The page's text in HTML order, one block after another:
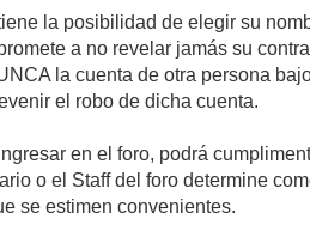
la posibilidad de elegir su
a no revelar jamás su
la cuenta de otra persona
el robo de dicha cuenta.
en el foro, podrá
o el Staff del foro determine
se estimen convenientes.